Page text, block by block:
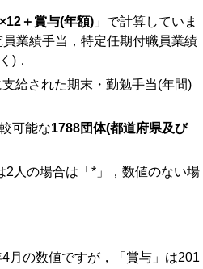
＋賞与(年額) 」で計算していま
業績手当，特定任期付職員業績
)．
支給された期末・勤勉手当(年間)
可能な1788団体(都道府県及び
2人の場合は「*」，数値のない場
4月の数値ですが，「賞与」は201